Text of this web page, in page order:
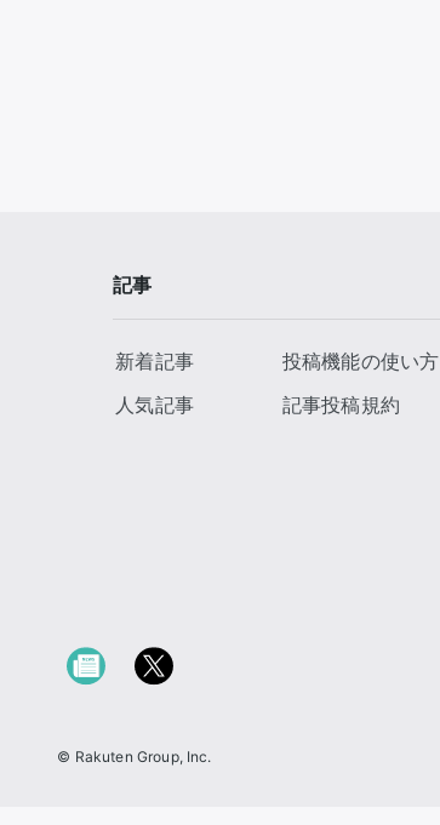
記事
新着記事
人気記事
投稿機能の使い方
記事投稿規約
© Rakuten Group, Inc.